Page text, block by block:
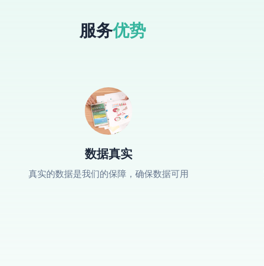
服务优势
数据真实
真实的数据是我们的保障，确保数据可用